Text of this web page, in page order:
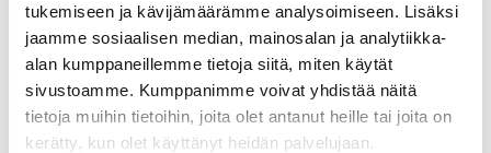
tukemiseen ja kävijämäärämme analysoimiseen. Lisäksi
jaamme sosiaalisen median, mainosalan ja analytiikka-
alan kumppaneillemme tietoja siitä, miten käytät
sivustoamme. Kumppanimme voivat yhdistää näitä
tietoja muihin tietoihin, joita olet antanut heille tai joita on
kerätty, kun olet käyttänyt heidän palvelujaan.